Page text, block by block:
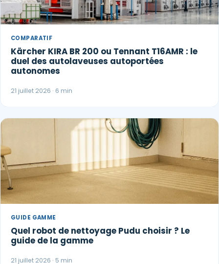
COMPARATIF
Kärcher KIRA BR 200 ou Tennant T16AMR : le
duel des autolaveuses autoportées
autonomes
21 juillet 2026 · 6 min
GUIDE GAMME
Quel robot de nettoyage Pudu choisir ? Le
guide de la gamme
21 juillet 2026 · 5 min